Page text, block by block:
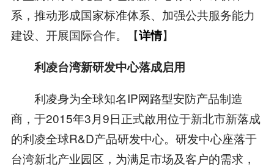
系，推动形成国家标准体系、加强公共服务能力
建设、开展国际合作。【详情】
利凌台湾新研发中心落成启用
利凌身为全球知名IP网路型安防产品制造
商，于2015年3月9日正式啟用位于新北市新落成
的利凌全球R&D产品研发中心。研发中心座落于
台湾新北产业园区，为满足市场及客户的需求，